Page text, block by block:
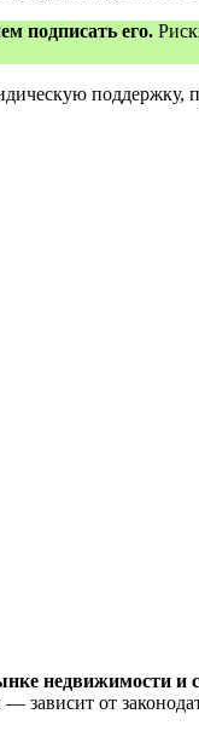
подписать его.
поддержку,
недвижимости и
от